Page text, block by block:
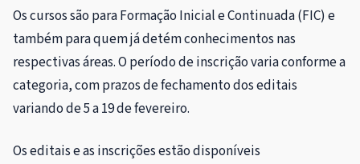
Os cursos são para Formação Inicial e Continuada (FIC) e
também para quem já detém conhecimentos nas
respectivas áreas. O período de inscrição varia conforme a
categoria, com prazos de fechamento dos editais
variando de 5 a 19 de fevereiro.
Os editais e as inscrições estão disponíveis